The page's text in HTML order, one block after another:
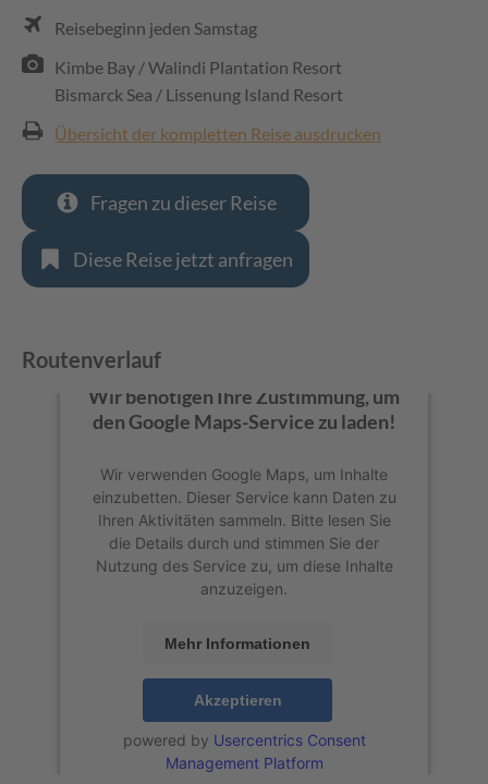
Reisebeginn jeden Samstag
Kimbe Bay / Walindi Plantation Resort
Bismarck Sea / Lissenung Island Resort
Übersicht der kompletten Reise ausdrucken
Fragen zu dieser Reise
Diese Reise jetzt anfragen
Routenverlauf
Wir benötigen Ihre Zustimmung, um
den Google Maps-Service zu laden!
Wir verwenden Google Maps, um Inhalte
einzubetten. Dieser Service kann Daten zu
Ihren Aktivitäten sammeln. Bitte lesen Sie
die Details durch und stimmen Sie der
Nutzung des Service zu, um diese Inhalte
anzuzeigen.
Mehr Informationen
Akzeptieren
powered by Usercentrics Consent
Management Platform